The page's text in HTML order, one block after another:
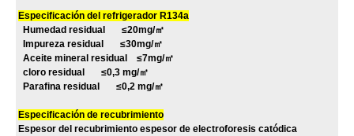
Especificación del refrigerador R134a
Humedad residual ≤20mg/㎡
Impureza residual ≤30mg/㎡
Aceite mineral residual ≤7mg/㎡
cloro residual ≤0,3 mg/㎡
Parafina residual ≤0,2 mg/㎡
Especificación de recubrimiento
Espesor del recubrimiento espesor de electroforesis catódica